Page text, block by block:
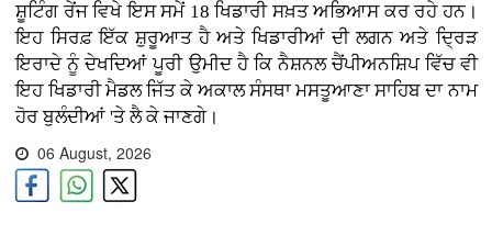
ਸ਼ੂਟਿੰਗ ਰੇਂਜ ਵਿਖੇ ਇਸ ਸਮੇਂ 18 ਖਿਡਾਰੀ ਸਖ਼ਤ ਅਭਿਆਸ ਕਰ ਰਹੇ ਹਨ।
ਇਹ ਸਿਰਫ਼ ਇੱਕ ਸ਼ੁਰੂਆਤ ਹੈ ਅਤੇ ਖਿਡਾਰੀਆਂ ਦੀ ਲਗਨ ਅਤੇ ਦ੍ਰਿੜ
ਇਰਾਦੇ ਨੂੰ ਦੇਖਦਿਆਂ ਪੂਰੀ ਉਮੀਦ ਹੈ ਕਿ ਨੈਸ਼ਨਲ ਚੈਂਪੀਅਨਸ਼ਿਪ ਵਿੱਚ ਵੀ
ਇਹ ਖਿਡਾਰੀ ਮੈਡਲ ਜਿੱਤ ਕੇ ਅਕਾਲ ਸੰਸਥਾ ਮਸਤੂਆਣਾ ਸਾਹਿਬ ਦਾ ਨਾਮ
ਹੋਰ ਬੁਲੰਦੀਆਂ 'ਤੇ ਲੈ ਕੇ ਜਾਣਗੇ।
06 August, 2026